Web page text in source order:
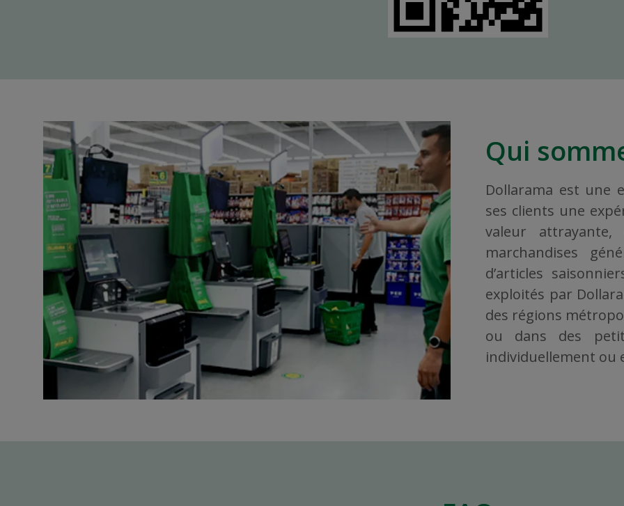
Qui
Dollarama est une
ses clients une
valeur
marchandises
d’articles
exploités par
des régions
ou dans des
individuellement ou